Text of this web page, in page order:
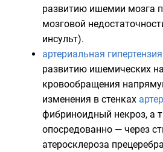
развитию ишемии мозга
мозговой
инсульт).
артериальная гипертензия
развитию ишемических
кровообращения
изменения в стенках
фибриноидный некроз, а
опосредованно — через
атеросклероза